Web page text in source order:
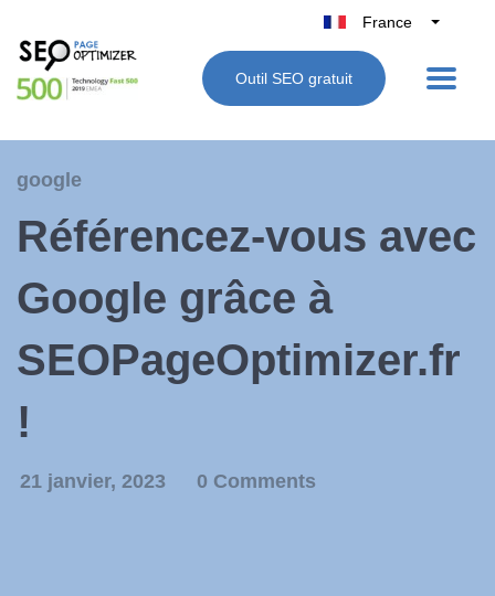
France
Belgique
België
España
Outil SEO gratuit
google
Référencez-vous avec
Google grâce à
SEOPageOptimizer.fr
!
21 janvier, 2023 0 Comments